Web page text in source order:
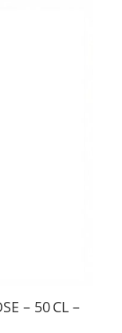
– 50 CL –